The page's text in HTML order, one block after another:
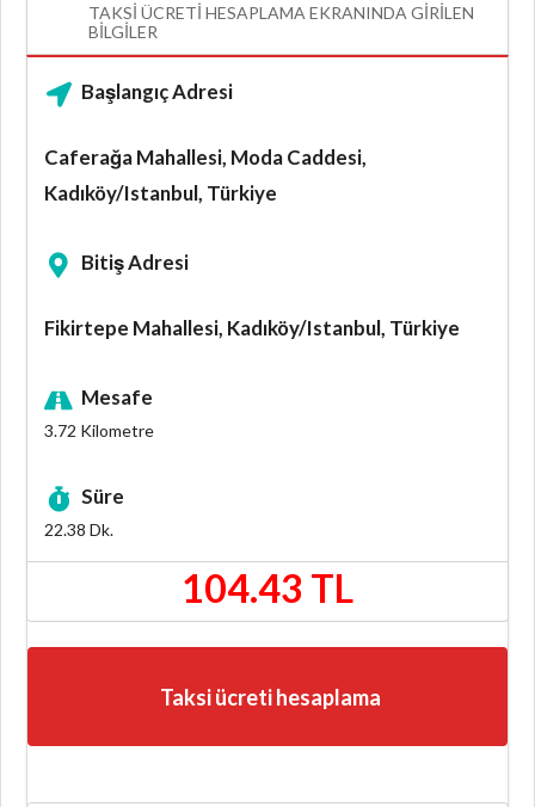
TAKSI ÜCRETI HESAPLAMA EKRANINDA GIRILEN
BILGILER
Başlangıç Adresi
Caferağa Mahallesi, Moda Caddesi,
Kadıköy/Istanbul, Türkiye
Bitiş Adresi
Fikirtepe Mahallesi, Kadıköy/Istanbul, Türkiye
Mesafe
3.72 Kilometre
Süre
22.38 Dk.
104.43 TL
Taksi ücreti hesaplama